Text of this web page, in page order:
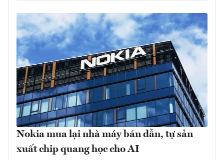
Nokia mua lại nhà máy bán dẫn, tự sản
xuất chip quang học cho AI